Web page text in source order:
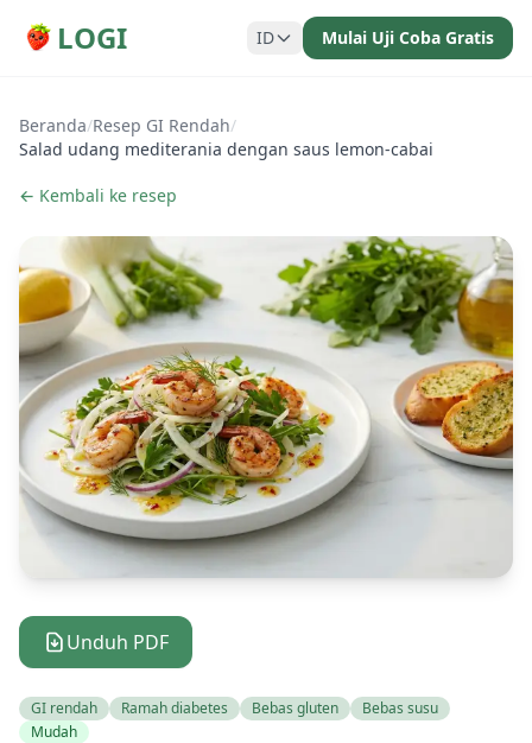
LOGI ID Mulai Uji Coba Gratis
Beranda/Resep GI Rendah/
Salad udang mediterania dengan saus lemon-cabai
← Kembali ke resep
Unduh PDF
GI rendah Ramah diabetes Bebas gluten
Bebas susu
Mudah